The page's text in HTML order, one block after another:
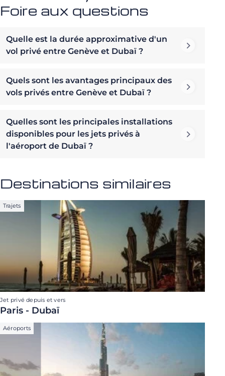
Foire aux questions
Quelle est la durée approximative d'un
vol privé entre Genève et Dubaï ?
Quels sont les avantages principaux des
vols privés entre Genève et Dubaï ?
Quelles sont les principales installations
disponibles pour les jets privés à
l'aéroport de Dubaï ?
Destinations similaires
Trajets
Jet privé depuis et vers
Paris - Dubaï
Aéroports